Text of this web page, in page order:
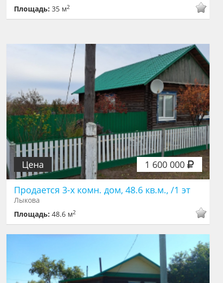
Площадь:35 м2
1 600 000
Цена
Продается 3-х комн. дом, 48.6 кв.м., /1 эт
Лыкова
Площадь:48.6 м2